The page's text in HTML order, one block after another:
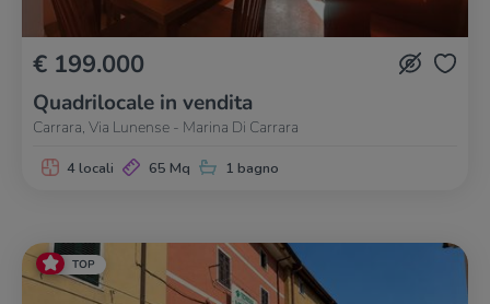
€ 199.000
Quadrilocale in vendita
Carrara, Via Lunense - Marina Di Carrara
4 locali 65 Mq 1 bagno
TOP